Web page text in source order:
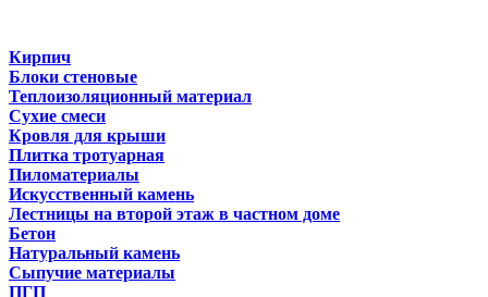
Кирпич
Блоки стеновые
Теплоизоляционный материал
Сухие смеси
Кровля для крыши
Плитка тротуарная
Пиломатериалы
Искусственный камень
Лестницы на второй этаж в частном доме
Бетон
Натуральный камень
Сыпучие материалы
ПГП